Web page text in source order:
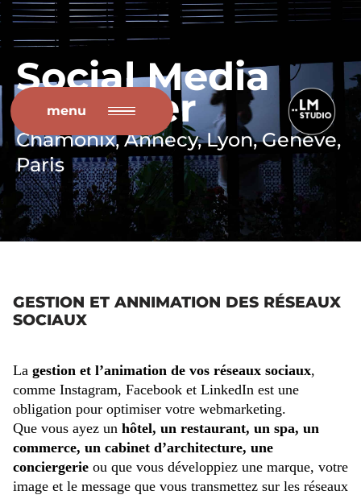
Aller
au
contenu
menu
Social Media
Manager
Chamonix, Annecy, Lyon, Genève,
Paris
GESTION ET ANNIMATION DES RÉSEAUX
SOCIAUX
La gestion et l’animation de vos réseaux sociaux,
comme Instagram, Facebook et LinkedIn est une
obligation pour optimiser votre webmarketing.
Que vous ayez un hôtel, un restaurant, un spa, un
commerce, un cabinet d’architecture, une
conciergerie ou que vous développiez une marque, votre
image et le message que vous transmettez sur les réseaux